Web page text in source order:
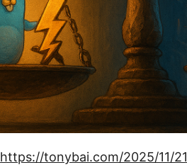
https://tonybai.com/2025/11/